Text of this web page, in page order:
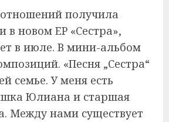
получила
новом EP «Сестра»,
в июле. В мини-альбом
«Песня „Сестра“
семье. У меня есть
Юлиана и старшая
Между нами существует